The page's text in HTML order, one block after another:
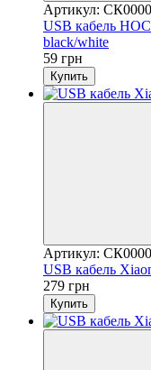
Артикул:
USB кабель
black/white
59 грн
Купить
Артикул:
USB кабель
279 грн
Купить